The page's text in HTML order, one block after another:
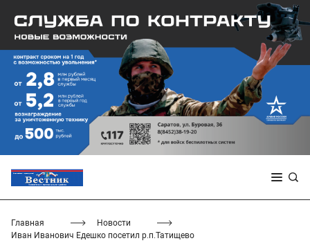
Главная
Новости
Иван Иванович Едешко посетил р.п.Татищево